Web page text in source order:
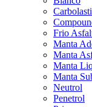
Frio
Manta
Manta
Manta
Manta
Neutrol
Penetrol